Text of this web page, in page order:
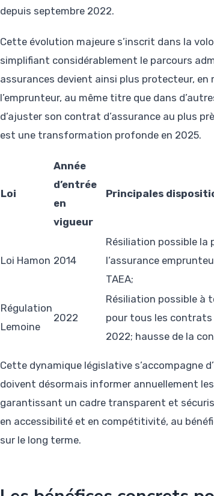
depuis septembre 2022.
Cette évolution majeure s’inscrit dans la
simplifiant considérablement le parcours
assurances devient ainsi plus protecteur,
l’emprunteur, au même titre que dans
d’ajuster son contrat d’assurance au plus
est une transformation profonde en 2025.
Loi
Année
d’entrée
en
vigueur
Principales
Loi Hamon 2014
Résiliation possible la
l’assurance
TAEA;
Régulation
Lemoine
2022
Résiliation possible à
pour tous les
2022; hausse de la
Cette dynamique législative s’accompagne
doivent désormais informer annuellement
garantissant un cadre transparent et
en accessibilité et en compétitivité, au
sur le long terme.